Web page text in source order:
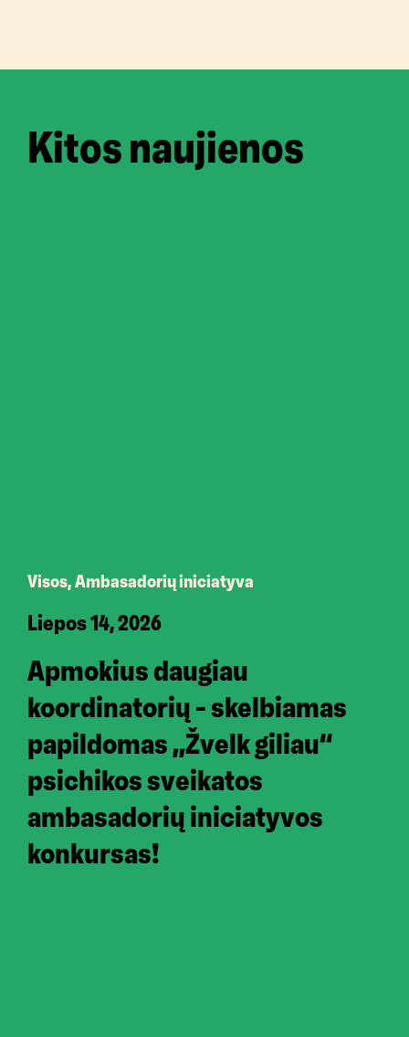
Kitos naujienos
Visos, Ambasadorių iniciatyva
Liepos 14, 2026
Apmokius daugiau
koordinatorių – skelbiamas
papildomas ,,Žvelk giliau“
psichikos sveikatos
ambasadorių iniciatyvos
konkursas!